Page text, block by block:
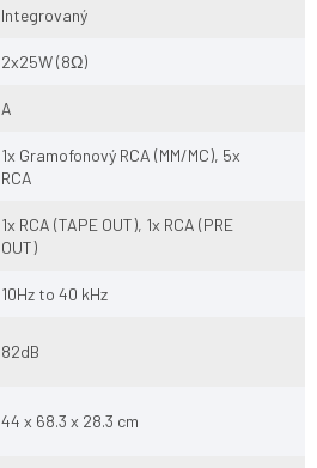
Integrovaný
2x25W (8Ω)
A
1x Gramofonový RCA (MM/MC), 5x
RCA
1x RCA (TAPE OUT), 1x RCA (PRE
OUT)
10Hz to 40 kHz
82dB
44 x 68.3 x 28.3 cm